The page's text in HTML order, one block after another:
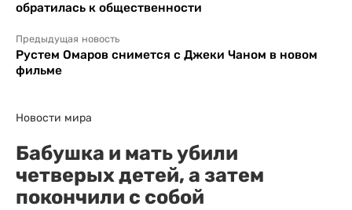
обратилась к общественности
Предыдущая новость
Рустем Омаров снимется с Джеки Чаном в новом
фильме
Новости мира
Бабушка и мать убили
четверых детей, а затем
покончили с собой